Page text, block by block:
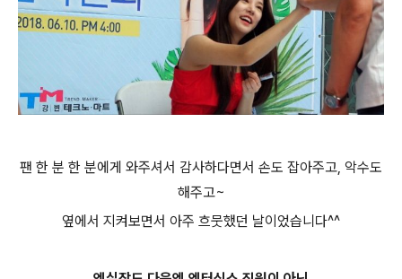
팬 한 분 한 분에게 와주셔서 감사하다면서 손도 잡아주고, 악수도
해주고~
옆에서 지켜보면서 아주 흐뭇했던 날이었습니다^^